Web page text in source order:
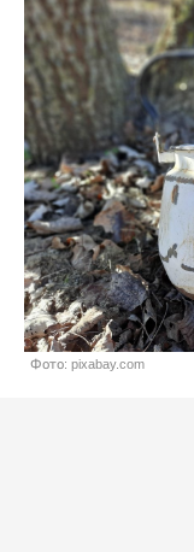
Фото: pixabay.com